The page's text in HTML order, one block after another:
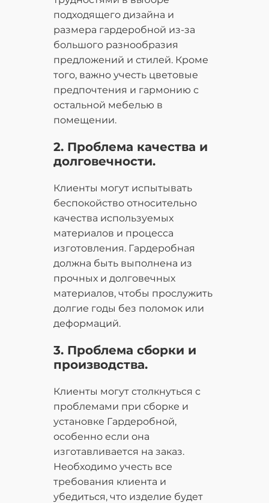
подходящего дизайна и
размера гардеробной из-за
большого разнообразия
предложений и стилей. Кроме
того, важно учесть цветовые
предпочтения и гармонию с
остальной мебелью в
помещении.
2. Проблема качества и
долговечности.
Клиенты могут испытывать
беспокойство относительно
качества используемых
материалов и процесса
изготовления. Гардеробная
должна быть выполнена из
прочных и долговечных
материалов, чтобы прослужить
долгие годы без поломок или
деформаций.
3. Проблема сборки и
производства.
Клиенты могут столкнуться с
проблемами при сборке и
установке Гардеробной,
особенно если она
изготавливается на заказ.
Необходимо учесть все
требования клиента и
убедиться, что изделие будет